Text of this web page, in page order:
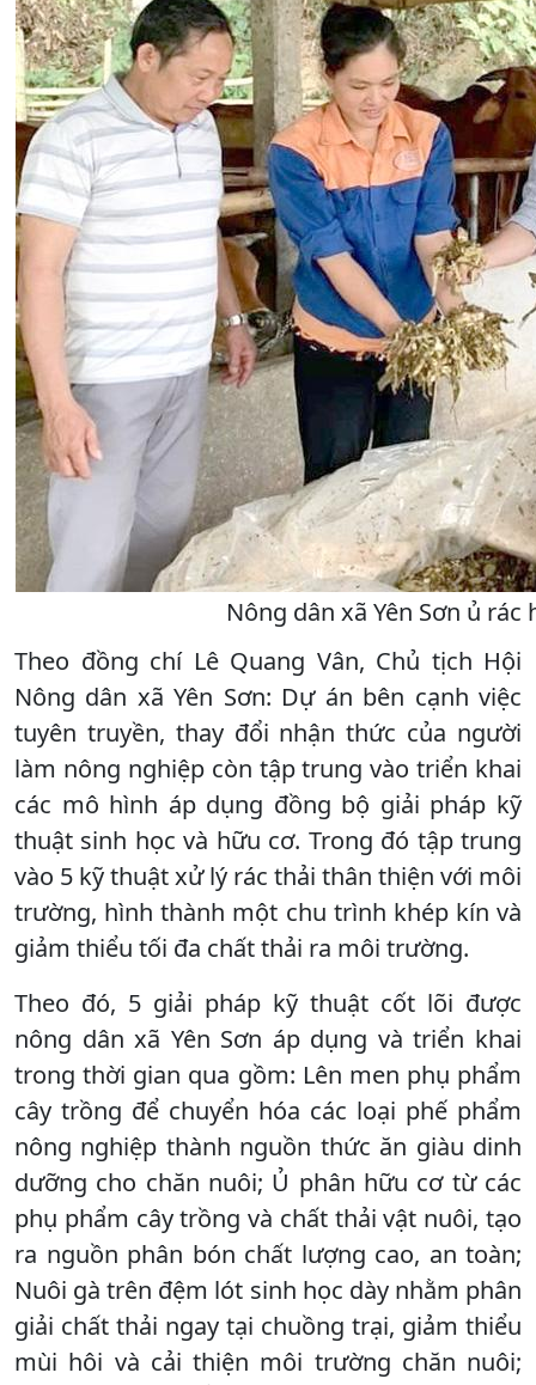
Nông dân xã Yên Sơn ủ
Theo đồng chí Lê Quang Vân, Chủ tịch Hội
Nông dân xã Yên Sơn: Dự án bên cạnh việc
tuyên truyền, thay đổi nhận thức của người
làm nông nghiệp còn tập trung vào triển khai
các mô hình áp dụng đồng bộ giải pháp kỹ
thuật sinh học và hữu cơ. Trong đó tập trung
vào 5 kỹ thuật xử lý rác thải thân thiện với môi
trường, hình thành một chu trình khép kín và
giảm thiểu tối đa chất thải ra môi trường.
Theo đó, 5 giải pháp kỹ thuật cốt lõi được
nông dân xã Yên Sơn áp dụng và triển khai
trong thời gian qua gồm: Lên men phụ phẩm
cây trồng để chuyển hóa các loại phế phẩm
nông nghiệp thành nguồn thức ăn giàu dinh
dưỡng cho chăn nuôi; Ủ phân hữu cơ từ các
phụ phẩm cây trồng và chất thải vật nuôi, tạo
ra nguồn phân bón chất lượng cao, an toàn;
Nuôi gà trên đệm lót sinh học dày nhằm phân
giải chất thải ngay tại chuồng trại, giảm thiểu
mùi hôi và cải thiện môi trường chăn nuôi;